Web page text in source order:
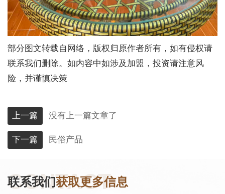
部分图文转载自网络，版权归原作者所有，如有侵权请
联系我们删除。如内容中如涉及加盟，投资请注意风
险，并谨慎决策
上一篇 没有上一篇文章了
下一篇 民俗产品
CONTACT
联系我们获取更多信息